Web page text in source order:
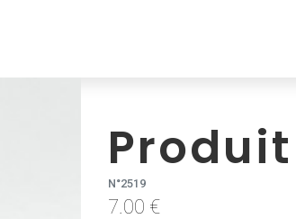
Produit
N°2519
7.00 €